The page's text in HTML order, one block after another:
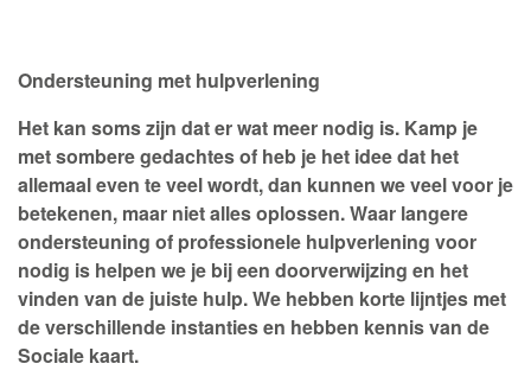
Ondersteuning met hulpverlening
Het kan soms zijn dat er wat meer nodig is. Kamp je
met sombere gedachtes of heb je het idee dat het
allemaal even te veel wordt, dan kunnen we veel voor je
betekenen, maar niet alles oplossen. Waar langere
ondersteuning of professionele hulpverlening voor
nodig is helpen we je bij een doorverwijzing en het
vinden van de juiste hulp. We hebben korte lijntjes met
de verschillende instanties en hebben kennis van de
Sociale kaart.